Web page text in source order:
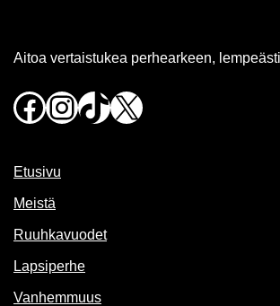
Aitoa vertaistukea perhearkeen,
Facebook
Instagram
TikTok
X
Etusivu
Meistä
Ruuhkavuodet
Lapsiperhe
Vanhemmuus